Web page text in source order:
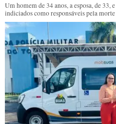
Um homem de 34 anos, a esposa, de 33,
indiciados como responsáveis pela